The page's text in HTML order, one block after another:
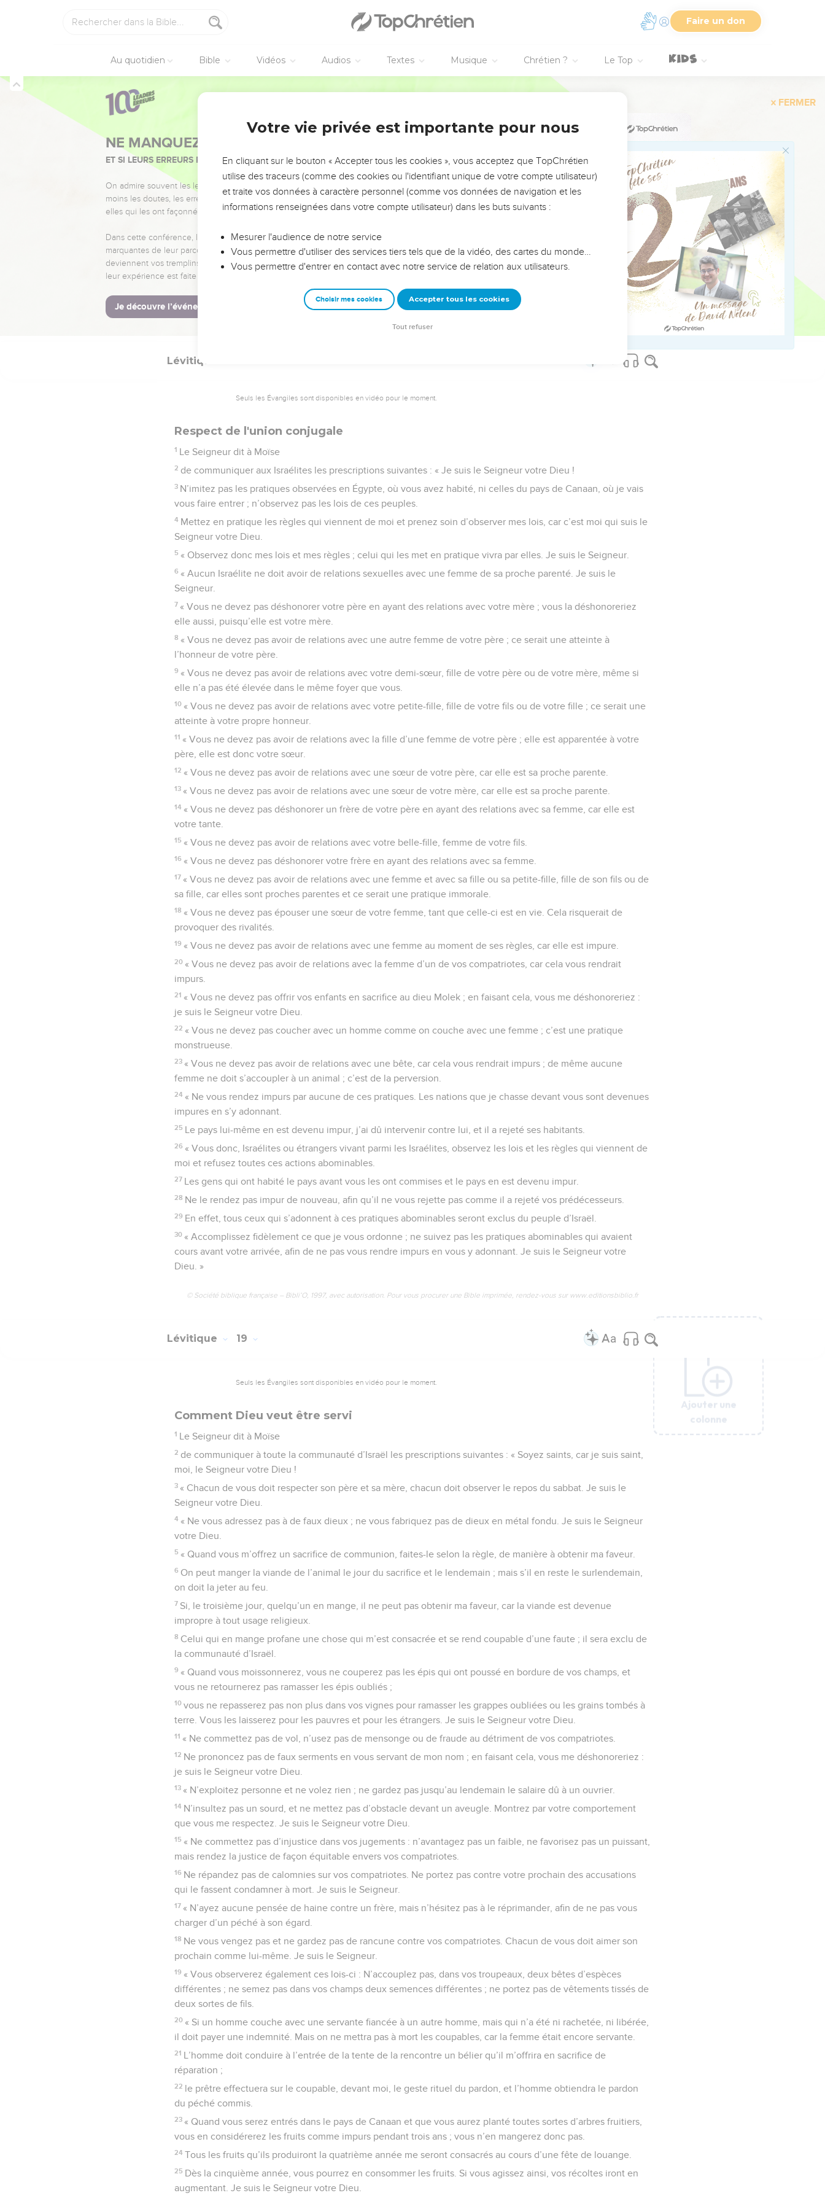
Faire un don
Au quotidien Bible Vidéos Audios Textes Musique Chrétien ? Le Top
FERMER
NE MANQUEZ PAS L’ÉVÉNEMENT DE L’ANNÉE !
ET SI LEURS ERREURS POUVAIENT VOUS ÉVITER LES VOTRES ?
On admire souvent les leaders pour leurs réussites, leur impact, leur foi ou leur vision. Mais on voit
moins les doutes, les erreurs et les saisons difficiles qu'ils ont traversés, alors même que ce sont
elles qui les ont façonnés.
Dans cette conférence, leaders, entrepreneurs, et responsables reviennent sur les erreurs
marquantes de leur parcours et les clés pour avancer avec plus de sagesse afin que leurs erreurs
deviennent vos tremplins. Que vous guidiez un ministère, une équipe, un groupe ou une famille,
leur expérience est faite pour vous.
Je découvre l’événement
Lévitique
Seuls les Évangiles sont disponibles en vidéo pour le moment.
Respect de l'union conjugale
1 Le Seigneur dit à Moïse
2 de communiquer aux Israélites les prescriptions suivantes : « Je suis le Seigneur votre Dieu !
3 N’imitez pas les pratiques observées en Égypte, où vous avez habité, ni celles du pays de Canaan, où je vais
vous faire entrer ; n’observez pas les lois de ces peuples.
4 Mettez en pratique les règles qui viennent de moi et prenez soin d’observer mes lois, car c’est moi qui suis le
Seigneur votre Dieu.
5 « Observez donc mes lois et mes règles ; celui qui les met en pratique vivra par elles. Je suis le Seigneur.
6 « Aucun Israélite ne doit avoir de relations sexuelles avec une femme de sa proche parenté. Je suis le
Seigneur.
7 « Vous ne devez pas déshonorer votre père en ayant des relations avec votre mère ; vous la déshonoreriez
elle aussi, puisqu’elle est votre mère.
8 « Vous ne devez pas avoir de relations avec une autre femme de votre père ; ce serait une atteinte à
l’honneur de votre père.
9 « Vous ne devez pas avoir de relations avec votre demi-sœur, fille de votre père ou de votre mère, même si
elle n’a pas été élevée dans le même foyer que vous.
10 « Vous ne devez pas avoir de relations avec votre petite-fille, fille de votre fils ou de votre fille ; ce serait une
atteinte à votre propre honneur.
11 « Vous ne devez pas avoir de relations avec la fille d’une femme de votre père ; elle est apparentée à votre
père, elle est donc votre sœur.
12 « Vous ne devez pas avoir de relations avec une sœur de votre père, car elle est sa proche parente.
13 « Vous ne devez pas avoir de relations avec une sœur de votre mère, car elle est sa proche parente.
14 « Vous ne devez pas déshonorer un frère de votre père en ayant des relations avec sa femme, car elle est
votre tante.
15 « Vous ne devez pas avoir de relations avec votre belle-fille, femme de votre fils.
16 « Vous ne devez pas déshonorer votre frère en ayant des relations avec sa femme.
17 « Vous ne devez pas avoir de relations avec une femme et avec sa fille ou sa petite-fille, fille de son fils ou de
sa fille, car elles sont proches parentes et ce serait une pratique immorale.
18 « Vous ne devez pas épouser une sœur de votre femme, tant que celle-ci est en vie. Cela risquerait de
provoquer des rivalités.
19 « Vous ne devez pas avoir de relations avec une femme au moment de ses règles, car elle est impure.
20 « Vous ne devez pas avoir de relations avec la femme d’un de vos compatriotes, car cela vous rendrait
impurs.
21 « Vous ne devez pas offrir vos enfants en sacrifice au dieu Molek ; en faisant cela, vous me déshonoreriez :
je suis le Seigneur votre Dieu.
22 « Vous ne devez pas coucher avec un homme comme on couche avec une femme ; c’est une pratique
monstrueuse.
23 « Vous ne devez pas avoir de relations avec une bête, car cela vous rendrait impurs ; de même aucune
femme ne doit s’accoupler à un animal ; c’est de la perversion.
24 « Ne vous rendez impurs par aucune de ces pratiques. Les nations que je chasse devant vous sont devenues
impures en s’y adonnant.
25 Le pays lui-même en est devenu impur, j’ai dû intervenir contre lui, et il a rejeté ses habitants.
26 « Vous donc, Israélites ou étrangers vivant parmi les Israélites, observez les lois et les règles qui viennent de
moi et refusez toutes ces actions abominables.
27 Les gens qui ont habité le pays avant vous les ont commises et le pays en est devenu impur.
28 Ne le rendez pas impur de nouveau, afin qu’il ne vous rejette pas comme il a rejeté vos prédécesseurs.
29 En effet, tous ceux qui s’adonnent à ces pratiques abominables seront exclus du peuple d’Israël.
30 « Accomplissez fidèlement ce que je vous ordonne ; ne suivez pas les pratiques abominables qui avaient
cours avant votre arrivée, afin de ne pas vous rendre impurs en vous y adonnant. Je suis le Seigneur votre
Dieu. »
© Société biblique française – Bibli’O, 1997, avec autorisation. Pour vous procurer une Bible imprimée, rendez-vous sur www.editionsbiblio.fr
Ajouter une
colonne
Lévitique 19
Seuls les Évangiles sont disponibles en vidéo pour le moment.
Comment Dieu veut être servi
1 Le Seigneur dit à Moïse
2 de communiquer à toute la communauté d’Israël les prescriptions suivantes : « Soyez saints, car je suis saint,
moi, le Seigneur votre Dieu !
3 « Chacun de vous doit respecter son père et sa mère, chacun doit observer le repos du sabbat. Je suis le
Seigneur votre Dieu.
4 « Ne vous adressez pas à de faux dieux ; ne vous fabriquez pas de dieux en métal fondu. Je suis le Seigneur
votre Dieu.
5 « Quand vous m’offrez un sacrifice de communion, faites-le selon la règle, de manière à obtenir ma faveur.
6 On peut manger la viande de l’animal le jour du sacrifice et le lendemain ; mais s’il en reste le surlendemain,
on doit la jeter au feu.
7 Si, le troisième jour, quelqu’un en mange, il ne peut pas obtenir ma faveur, car la viande est devenue
impropre à tout usage religieux.
8 Celui qui en mange profane une chose qui m’est consacrée et se rend coupable d’une faute ; il sera exclu de
la communauté d’Israël.
9 « Quand vous moissonnerez, vous ne couperez pas les épis qui ont poussé en bordure de vos champs, et
vous ne retournerez pas ramasser les épis oubliés ;
10 vous ne repasserez pas non plus dans vos vignes pour ramasser les grappes oubliées ou les grains tombés à
terre. Vous les laisserez pour les pauvres et pour les étrangers. Je suis le Seigneur votre Dieu.
11 « Ne commettez pas de vol, n’usez pas de mensonge ou de fraude au détriment de vos compatriotes.
12 Ne prononcez pas de faux serments en vous servant de mon nom ; en faisant cela, vous me déshonoreriez :
je suis le Seigneur votre Dieu.
13 « N’exploitez personne et ne volez rien ; ne gardez pas jusqu’au lendemain le salaire dû à un ouvrier.
14 N’insultez pas un sourd, et ne mettez pas d’obstacle devant un aveugle. Montrez par votre comportement
que vous me respectez. Je suis le Seigneur votre Dieu.
15 « Ne commettez pas d’injustice dans vos jugements : n’avantagez pas un faible, ne favorisez pas un puissant,
mais rendez la justice de façon équitable envers vos compatriotes.
16 Ne répandez pas de calomnies sur vos compatriotes. Ne portez pas contre votre prochain des accusations
qui le fassent condamner à mort. Je suis le Seigneur.
17 « N’ayez aucune pensée de haine contre un frère, mais n’hésitez pas à le réprimander, afin de ne pas vous
charger d’un péché à son égard.
18 Ne vous vengez pas et ne gardez pas de rancune contre vos compatriotes. Chacun de vous doit aimer son
prochain comme lui-même. Je suis le Seigneur.
19 « Vous observerez également ces lois-ci : N’accouplez pas, dans vos troupeaux, deux bêtes d’espèces
différentes ; ne semez pas dans vos champs deux semences différentes ; ne portez pas de vêtements tissés de
deux sortes de fils.
20 « Si un homme couche avec une servante fiancée à un autre homme, mais qui n’a été ni rachetée, ni libérée,
il doit payer une indemnité. Mais on ne mettra pas à mort les coupables, car la femme était encore servante.
21 L’homme doit conduire à l’entrée de la tente de la rencontre un bélier qu’il m’offrira en sacrifice de
réparation ;
22 le prêtre effectuera sur le coupable, devant moi, le geste rituel du pardon, et l’homme obtiendra le pardon
du péché commis.
23 « Quand vous serez entrés dans le pays de Canaan et que vous aurez planté toutes sortes d’arbres fruitiers,
vous en considérerez les fruits comme impurs pendant trois ans ; vous n’en mangerez donc pas.
24 Tous les fruits qu’ils produiront la quatrième année me seront consacrés au cours d’une fête de louange.
25 Dès la cinquième année, vous pourrez en consommer les fruits. Si vous agissez ainsi, vos récoltes iront en
augmentant. Je suis le Seigneur votre Dieu.
Ajouter une
colonne
Ajouter une
colonne
Ajouter une
colonne
Ajouter une
colonne
Votre vie privée est importante pour nous
En cliquant sur le bouton « Accepter tous les cookies », vous acceptez que TopChrétien
utilise des traceurs (comme des cookies ou l'identifiant unique de votre compte utilisateur)
et traite vos données à caractère personnel (comme vos données de navigation et les
informations renseignées dans votre compte utilisateur) dans les buts suivants :
Mesurer l'audience de notre service
Vous permettre d'utiliser des services tiers tels que de la vidéo, des cartes du monde…
Vous permettre d'entrer en contact avec notre service de relation aux utilisateurs.
Choisir mes cookies Accepter tous les cookies
Tout refuser